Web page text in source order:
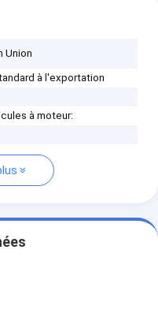
Union
à l'exportation
à moteur: